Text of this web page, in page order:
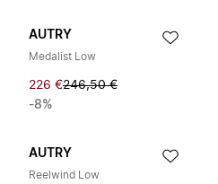
AUTRY
Medalist Low
226 €246,50 €
-8%
AUTRY
Reelwind Low